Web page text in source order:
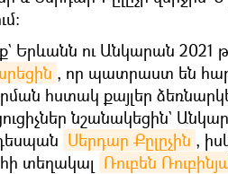
Երևանն ու Անկարան 2021
, որ պատրաստ են
հստակ քայլեր
նշանակեցին`
Սերդար Քըլըչին ,
տեղակալ Ռուբեն